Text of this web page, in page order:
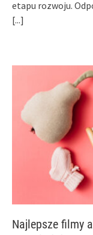
etapu rozwoju.
[...]
Najlepsze filmy